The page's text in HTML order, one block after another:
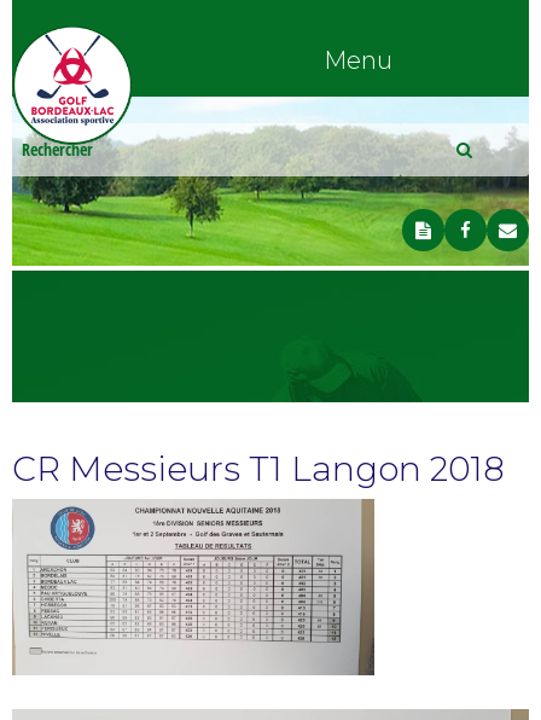
Menu
CR Messieurs T1 Langon 2018